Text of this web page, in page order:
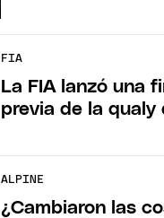
FIA
La FIA lanzó una
previa de la qualy
ALPINE
¿Cambiaron las